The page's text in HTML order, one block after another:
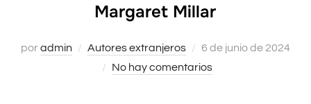
Margaret Millar
poradmin Autores extranjeros
Publicado
el
6 de junio de 2024
No hay comentarios